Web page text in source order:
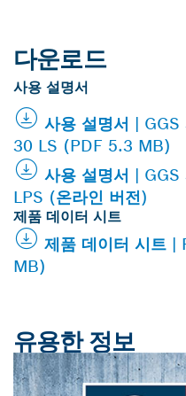
다운로드
사용 설명서
사용 설명서 |
30 LS (PDF 5.3 MB)
사용 설명서 |
LPS (온라인 버전)
제품 데이터 시트
제품 데이터 시트 |
MB)
유용한 정보